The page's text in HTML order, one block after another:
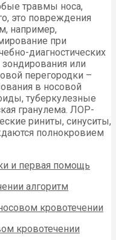
травмы носа,
это повреждения
например,
при
диагностических
или
перегородки –
в носовой
туберкулезные
гранулема. ЛОР-
риниты, синуситы,
полнокровием